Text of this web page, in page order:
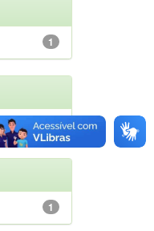
1
1
1